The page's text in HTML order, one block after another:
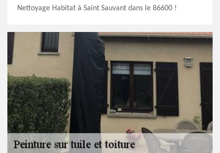
Nettoyage Habitat à Saint Sauvant dans le 86600 !